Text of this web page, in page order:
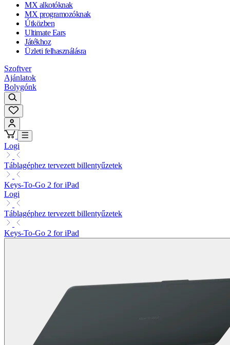
MX alkotóknak
MX programozóknak
Útközben
Ultimate Ears
Játékhoz
Üzleti felhasználásra
Szoftver
Ajánlatok
Bolygónk
Logi
Táblagéphez tervezett billentyűzetek
Keys-To-Go 2 for iPad
Logi
Táblagéphez tervezett billentyűzetek
Keys-To-Go 2 for iPad